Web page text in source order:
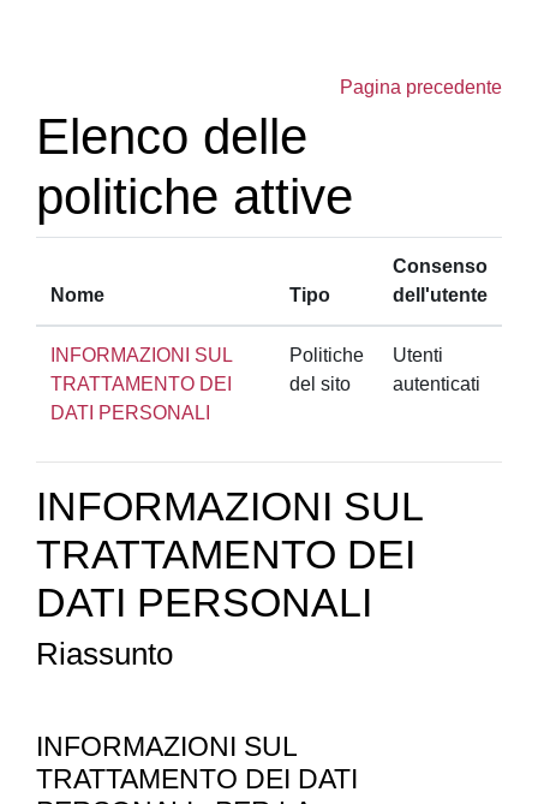
Pagina precedente
Elenco delle
politiche attive
Nome Tipo
Consenso
dell'utente
INFORMAZIONI SUL
TRATTAMENTO DEI
DATI PERSONALI
Politiche
del sito
Utenti
autenticati
INFORMAZIONI SUL
TRATTAMENTO DEI
DATI PERSONALI
Riassunto
INFORMAZIONI SUL
TRATTAMENTO DEI DATI